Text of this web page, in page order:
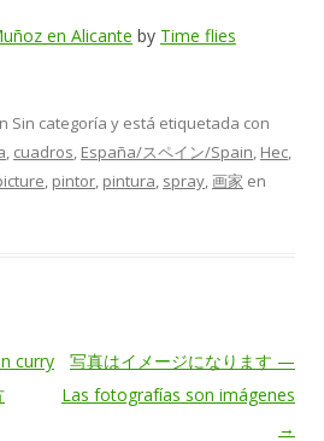
en Alicante by Time flies
Sin categoría y está etiquetada con
, cuadros, España/スペイン/Spain, Hec,
, pintor, pintura, spray,画家 en
curry
写真はイメージになります —
Las fotografías son imágenes
→